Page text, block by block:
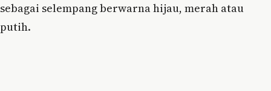
sebagai selempang berwarna hijau, merah atau
putih.